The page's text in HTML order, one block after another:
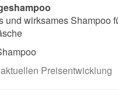
und wirksames Shampoo
Preisentwicklung